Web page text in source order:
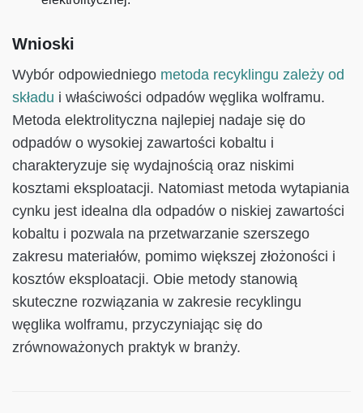
Wnioski
Wybór odpowiedniego metoda recyklingu zależy od
składu i właściwości odpadów węglika wolframu.
Metoda elektrolityczna najlepiej nadaje się do
odpadów o wysokiej zawartości kobaltu i
charakteryzuje się wydajnością oraz niskimi
kosztami eksploatacji. Natomiast metoda wytapiania
cynku jest idealna dla odpadów o niskiej zawartości
kobaltu i pozwala na przetwarzanie szerszego
zakresu materiałów, pomimo większej złożoności i
kosztów eksploatacji. Obie metody stanowią
skuteczne rozwiązania w zakresie recyklingu
węglika wolframu, przyczyniając się do
zrównoważonych praktyk w branży.